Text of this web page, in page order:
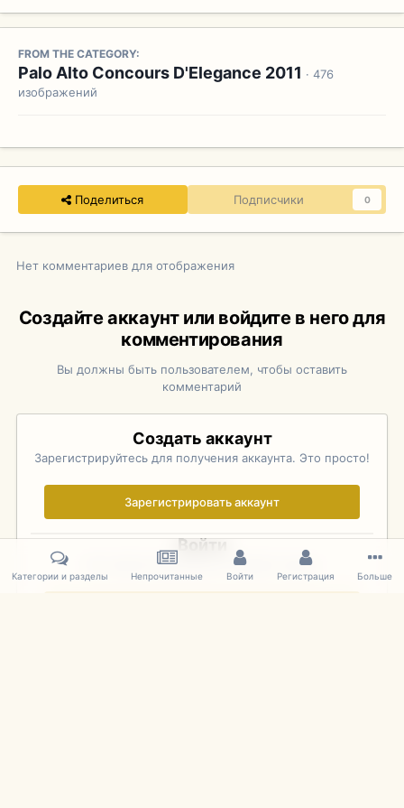
FROM THE CATEGORY:
Palo Alto Concours D'Elegance 2011 · 476
изображений
Поделиться Подписчики 0
Нет комментариев для отображения
Создайте аккаунт или войдите в него для
комментирования
Вы должны быть пользователем, чтобы оставить
комментарий
Создать аккаунт
Зарегистрируйтесь для получения аккаунта. Это просто!
Зарегистрировать аккаунт
Войти
Уже зарегистрированы? Войдите здесь.
Категории и разделы Непрочитанные Войти Регистрация Больше